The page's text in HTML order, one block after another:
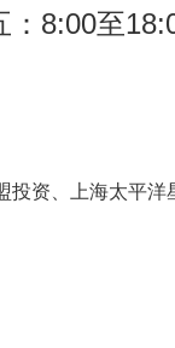
：8:00至
投资、上海太平